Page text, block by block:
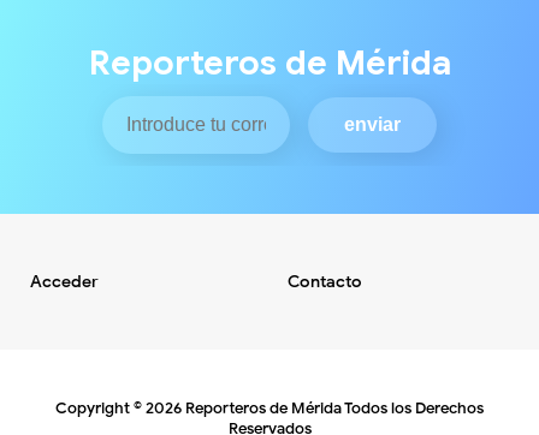
Reporteros de Mérida
Acceder Contacto
Copyright ©2026 Reporteros de MéridaTodos los Derechos
Reservados